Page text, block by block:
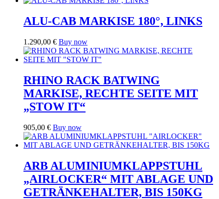
ALU-CAB MARKISE 180°, LINKS
1.290,00 € Buy now
RHINO RACK BATWING
MARKISE, RECHTE SEITE MIT
„STOW IT“
905,00 € Buy now
ARB ALUMINIUMKLAPPSTUHL
„AIRLOCKER“ MIT ABLAGE UND
GETRÄNKEHALTER, BIS 150KG